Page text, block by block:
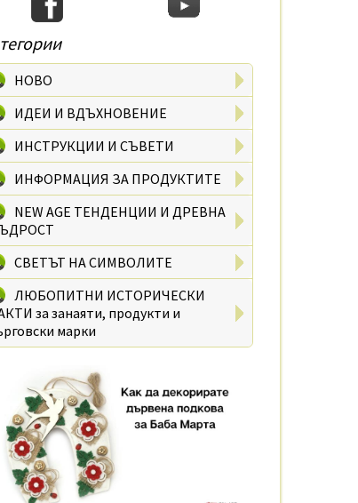
НОВО
ИДЕИ И ВДЪХНОВЕНИЕ
ИНСТРУКЦИИ И СЪВЕТИ
ИНФОРМАЦИЯ ЗА ПРОДУКТИТЕ
NEW AGE ТЕНДЕНЦИИ И ДРЕВНА
СВЕТЪТ НА СИМВОЛИТЕ
ЛЮБОПИТНИ ИСТОРИЧЕСКИ
за занаяти, продукти и
марки